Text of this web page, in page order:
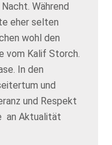
Während
eher selten
wohl den
vom Kalif Storch.
In den
und
und Respekt
an Aktualität